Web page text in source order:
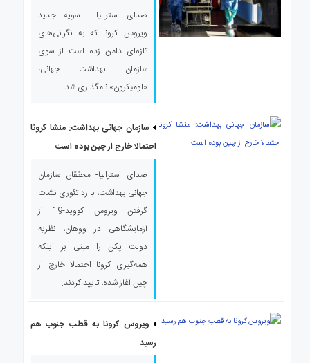
صدای استرالیا - سویه جدید
ویروس کرونا که به نگرانی‌های
تازه‌ای دامن زده است از سوی
سازمان بهداشت جهانی،
«اومیکرون» نامگذاری شد.
سازمان جهانی بهداشت: منشا کرونا
احتمالا خارج از چین بوده است
صدای استرالیا- محققان سازمان
جهانی بهداشت، با رد تئوری نشات
گرفتن ویروس کووید-19 از
آزمایشگاهی در ووهان، نظریه
دولت پکن را مبنی بر اینکه
همه‌گیری کرونا احتمالا خارج از
چین آغاز شده، تایید کردند.
ویروس کرونا به قطب جنوب هم
رسید